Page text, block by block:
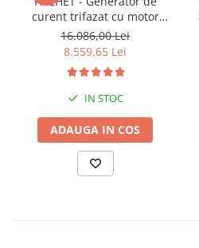
curent trifazat cu motor
diesel Hyundai DHY8600SE-
T, putere motor 12 CP,
tensiune 380 / 220 V +
Automatizare trifazata
16.086,00 Lei
8.559,65 Lei
IN STOC
ADAUGA IN COS